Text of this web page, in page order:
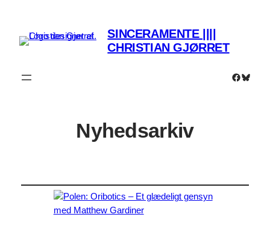
SINCERAMENTE ||||
CHRISTIAN GJØRRET
Nyhedsarkiv